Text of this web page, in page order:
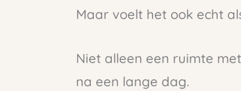
Maar voelt het ook echt
Niet alleen een ruimte
na een lange dag.